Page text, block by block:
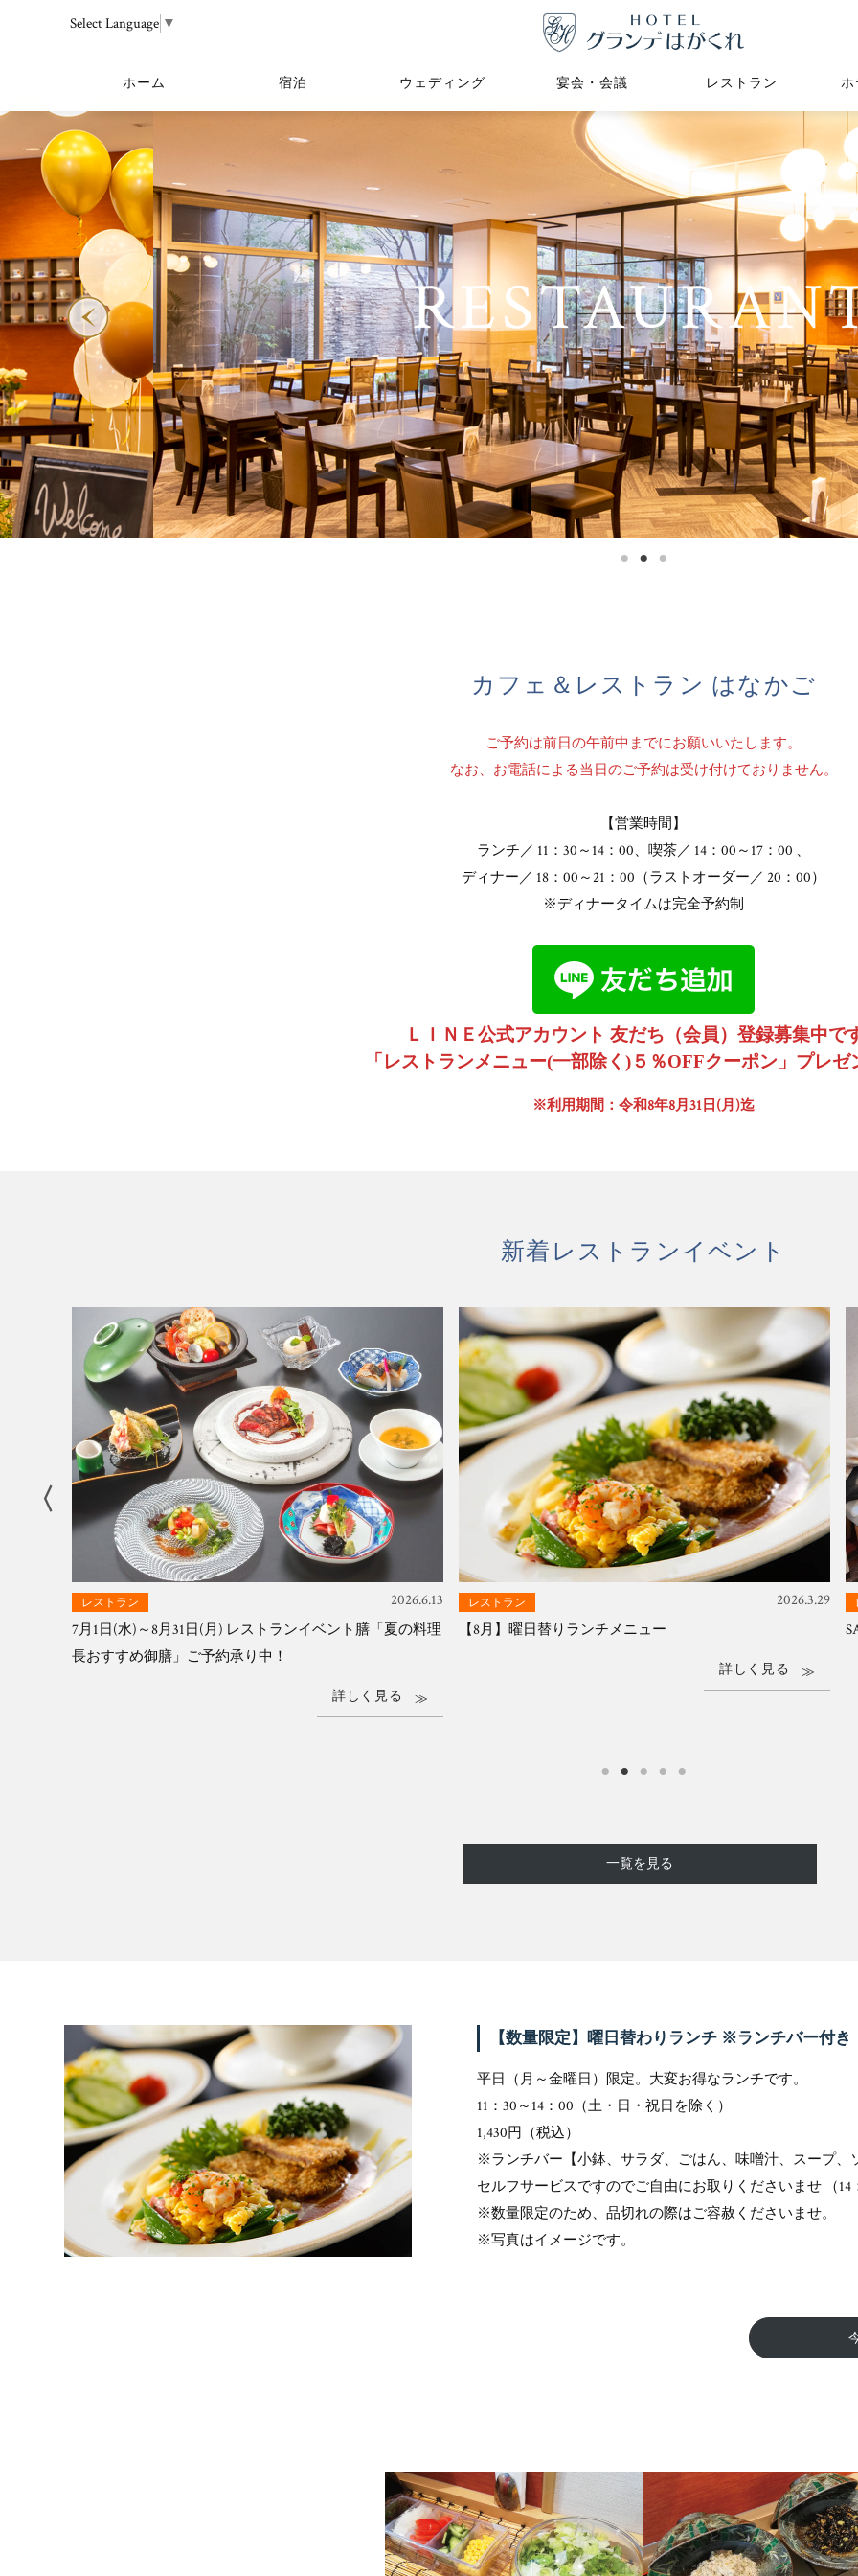
Select Language ▼
ホーム 宿泊 ウェディング 宴会・会議 レストラン ホ
カフェ＆レストラン はなかご
ご予約は前日の午前中までにお願いいたします。
なお、お電話による当日のご予約は受け付けておりません。
【営業時間】
ランチ／ 11：30～14：00、喫茶／ 14：00～17：00 、
ディナー／ 18：00～21：00（ラストオーダー／ 20：00）
※ディナータイムは完全予約制
ＬＩＮＥ公式アカウント 友だち（会員）登録募集中で
「レストランメニュー(一部除く)５％OFFクーポン」プレゼ
※利用期間：令和8年8月31日(月)迄
新着レストランイベント
〈
7月1日(水)～8月31日(月) レストランイベント膳「夏の料理
長おすすめ御膳」ご予約承り中！
レストラン
2026.6.13
7月1日(水)～8月31日(月) レストランイベント膳「夏の料理
長おすすめ御膳」ご予約承り中！
詳しく見る
【8月】曜日替りランチメニュー
レストラン
2026.3.29
【8月】曜日替りランチメニュー
詳しく見る
一覧を見る
【数量限定】曜日替わりランチ ※ランチバー付き
平日（月～金曜日）限定。大変お得なランチです。
11：30～14：00（土・日・祝日を除く）
1,430円（税込）
※ランチバー【小鉢、サラダ、ごはん、味噌汁、スープ、
セルフサービスですのでご自由にお取りくださいませ （14
※数量限定のため、品切れの際はご容赦くださいませ。
※写真はイメージです。